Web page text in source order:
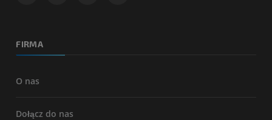
FIRMA
O nas
Dołącz do nas